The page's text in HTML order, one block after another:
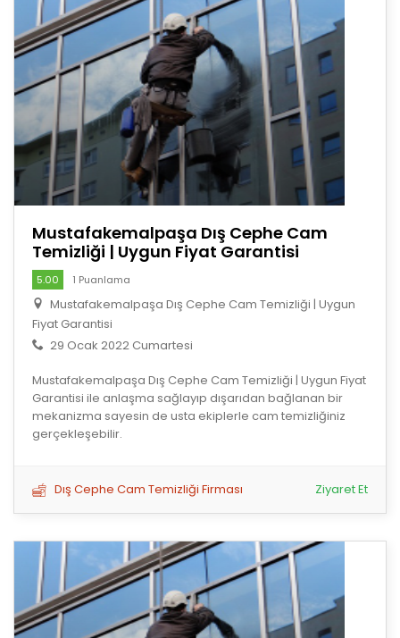
Mustafakemalpaşa Dış Cephe Cam
Temizliği | Uygun Fiyat Garantisi
5.00 1 Puanlama
Mustafakemalpaşa Dış Cephe Cam Temizliği | Uygun
Fiyat Garantisi
29 Ocak 2022 Cumartesi
Mustafakemalpaşa Dış Cephe Cam Temizliği | Uygun Fiyat
Garantisi ile anlaşma sağlayıp dışarıdan bağlanan bir
mekanizma sayesin de usta ekiplerle cam temizliğiniz
gerçekleşebilir.
Dış Cephe Cam Temizliği Firması Ziyaret Et